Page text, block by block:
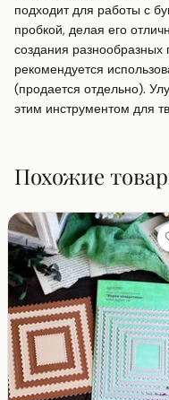
подходит для работы с
пробкой, делая его
создания разнообразных
рекомендуется
(продается отдельно).
этим инструментом для
Похожие